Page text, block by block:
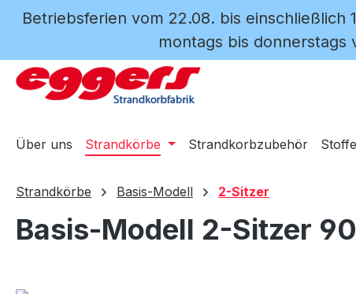
Hauptinhalt springen
Zur Suche springen
Zur Hauptnavigation springen
Betriebsferien vom 22.08. bis
montags bis donnerstags
Über uns Strandkörbe Strandkorbzubehör
Strandkörbe Basis-Modell 2-Sitzer
Basis-Modell 2-Sitzer